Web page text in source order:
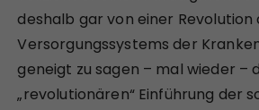
deshalb gar von einer Revolution
Versorgungssystems der
geneigt zu sagen – mal wieder –
„revolutionären“ Einführung der